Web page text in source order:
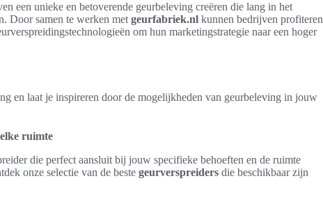
een unieke en betoverende geurbeleving creëren die lang in het
Door samen te werken met geurfabriek.nl kunnen bedrijven profiteren
om hun marketingstrategie naar een hoger
en laat je inspireren door de mogelijkheden van geurbeleving in jouw
ruimte
die perfect aansluit bij jouw specifieke behoeften en de ruimte
onze selectie van de beste geurverspreiders die beschikbaar zijn